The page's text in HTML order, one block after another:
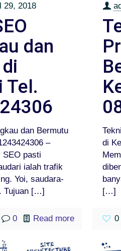
29, 2018
dan
Tel.
dan Bermutu
–
SEO pasti
ialah trafik
Yoi, saudara-
Tujuan[…]
0 Read more
di
[…]
0